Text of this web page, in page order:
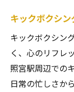
キックボクシ
キックボクシン
く、心のリフレ
照宮駅周辺での
日常の忙しさか